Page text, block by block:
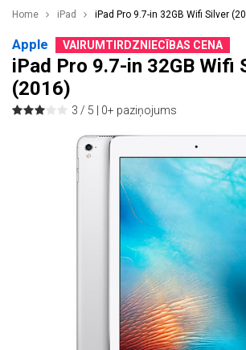
Home iPad iPad Pro 9.7-in 32GB Wifi Silver
Apple VAIRUMTIRDZNIECĪBAS CENA
iPad Pro 9.7-in 32GB Wifi
(2016)
3 / 5 | 0+ paziņojums